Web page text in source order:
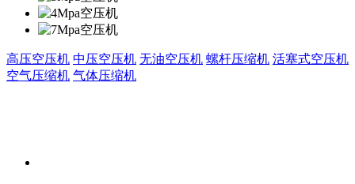
高压空压机 中压空压机 无油空压机 螺杆压缩机 活塞式空压机
空气压缩机 气体压缩机